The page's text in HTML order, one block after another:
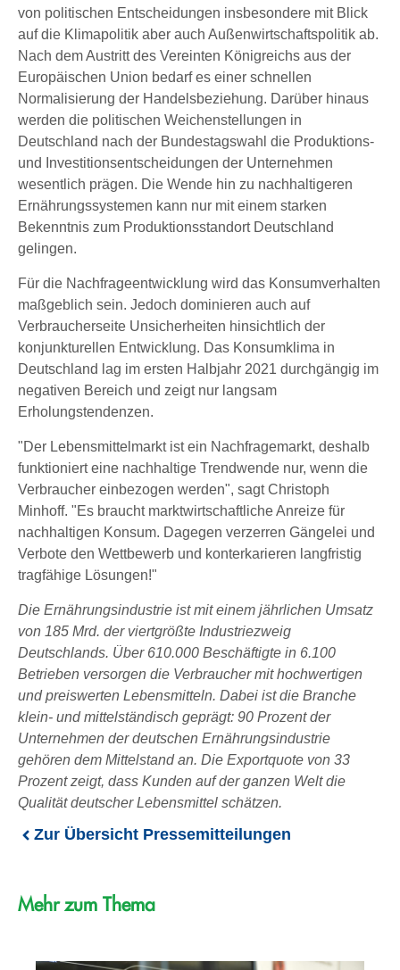
von politischen Entscheidungen insbesondere mit Blick
auf die Klimapolitik aber auch Außenwirtschaftspolitik ab.
Nach dem Austritt des Vereinten Königreichs aus der
Europäischen Union bedarf es einer schnellen
Normalisierung der Handelsbeziehung. Darüber hinaus
werden die politischen Weichenstellungen in
Deutschland nach der Bundestagswahl die Produktions-
und Investitionsentscheidungen der Unternehmen
wesentlich prägen. Die Wende hin zu nachhaltigeren
Ernährungssystemen kann nur mit einem starken
Bekenntnis zum Produktionsstandort Deutschland
gelingen.
Für die Nachfrageentwicklung wird das Konsumverhalten
maßgeblich sein. Jedoch dominieren auch auf
Verbraucherseite Unsicherheiten hinsichtlich der
konjunkturellen Entwicklung. Das Konsumklima in
Deutschland lag im ersten Halbjahr 2021 durchgängig im
negativen Bereich und zeigt nur langsam
Erholungstendenzen.
"Der Lebensmittelmarkt ist ein Nachfragemarkt, deshalb
funktioniert eine nachhaltige Trendwende nur, wenn die
Verbraucher einbezogen werden", sagt Christoph
Minhoff. "Es braucht marktwirtschaftliche Anreize für
nachhaltigen Konsum. Dagegen verzerren Gängelei und
Verbote den Wettbewerb und konterkarieren langfristig
tragfähige Lösungen!"
Die Ernährungsindustrie ist mit einem jährlichen Umsatz
von 185 Mrd. der viertgrößte Industriezweig
Deutschlands. Über 610.000 Beschäftigte in 6.100
Betrieben versorgen die Verbraucher mit hochwertigen
und preiswerten Lebensmitteln. Dabei ist die Branche
klein- und mittelständisch geprägt: 90 Prozent der
Unternehmen der deutschen Ernährungsindustrie
gehören dem Mittelstand an. Die Exportquote von 33
Prozent zeigt, dass Kunden auf der ganzen Welt die
Qualität deutscher Lebensmittel schätzen.
Zur Übersicht Pressemitteilungen
Mehr zum Thema